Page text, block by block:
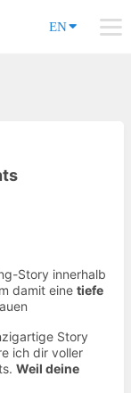
EN
Story innerhalb
damit eine tiefe
Story
ich dir voller
Weil deine